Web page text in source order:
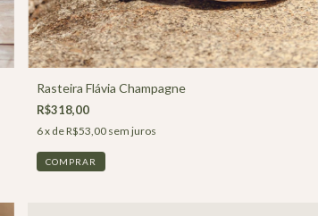
Rasteira Flávia Champagne
R$318,00
6x deR$53,00 sem juros
COMPRAR